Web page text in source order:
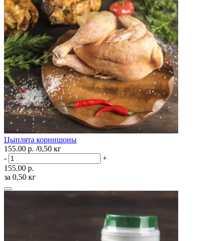
Цыплята корнишоны
155.00 р. /0,50 кг
-
+
155.00 р.
за 0,50 кг